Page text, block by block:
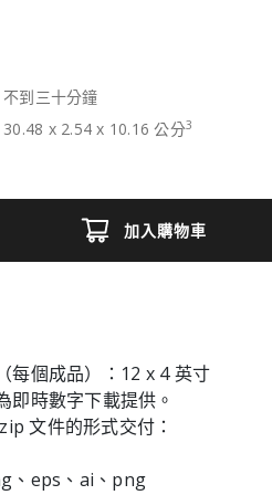
不到三十分鐘
30.48 x 2.54 x 10.16 公分3
加入購物車
每個成品）：12 x 4 英寸
即時數字下載提供。
文件的形式交付：
、eps、ai、png